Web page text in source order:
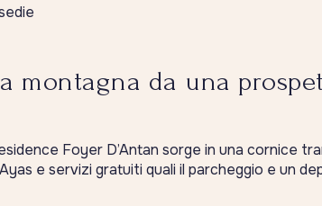
montagna da una
Foyer D’Antan sorge in una cornice
e servizi gratuiti quali il parcheggio e un